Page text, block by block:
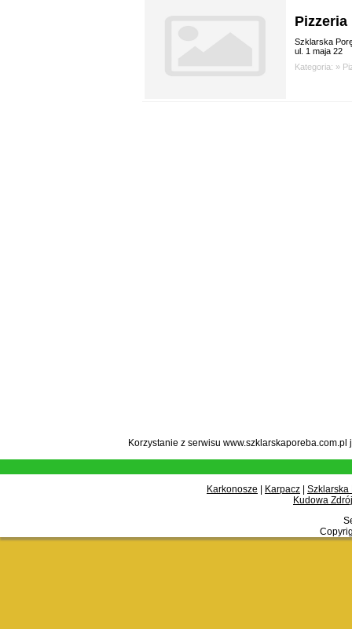
Pizzeria
Szklarska
ul. 1 maja 22
Kategoria: »
Korzystanie z serwisu
Karkonosze Karpacz
Szklarska
Kudowa